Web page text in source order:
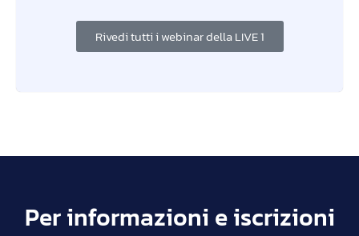
Rivedi tutti i webinar della LIVE 1
Per informazioni e iscrizioni